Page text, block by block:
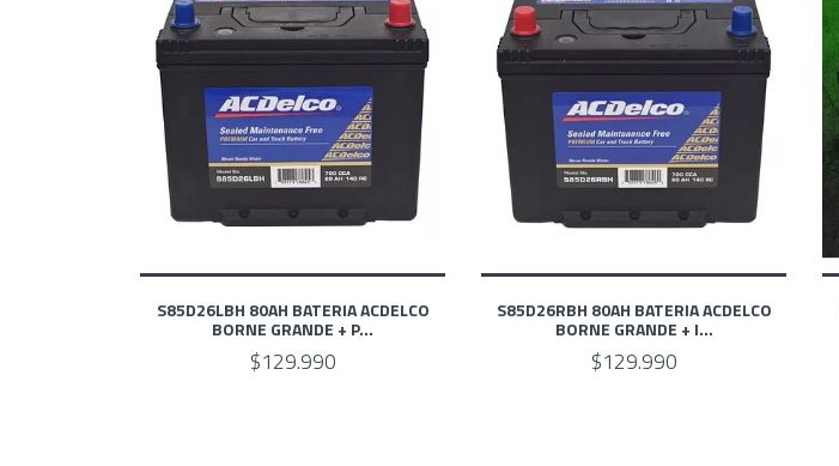
S85D26LBH 80AH BATERIA ACDELCO
BORNE GRANDE + P...
$129.990
S85D26RBH 80AH BATERIA ACDELCO
BORNE GRANDE + I...
$129.990